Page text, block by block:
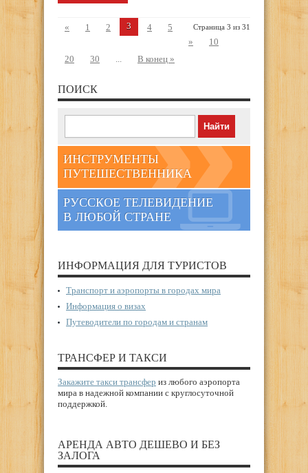
Страница 3 из 31
« 1 2 3 4
5
»
10
20
30 ... В конец »
ПОИСК
ИНСТРУМЕНТЫ
ПУТЕШЕСТВЕННИКА
РУССКОЕ ТЕЛЕВИДЕНИЕ
В ЛЮБОЙ СТРАНЕ
ИНФОРМАЦИЯ ДЛЯ ТУРИСТОВ
Транспорт и аэропорты в городах мира
Информация о визах
Путеводители по городам и странам
ТРАНСФЕР И ТАКСИ
Закажите такси трансфер из любого аэропорта
мира в надежной компании с круглосуточной
поддержкой.
АРЕНДА АВТО ДЕШЕВО И БЕЗ
ЗАЛОГА